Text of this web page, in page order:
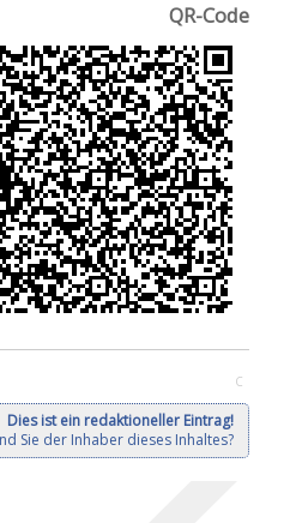
QR-Code
C
Dies ist ein redaktioneller Eintrag!
Sie der Inhaber dieses Inhaltes?